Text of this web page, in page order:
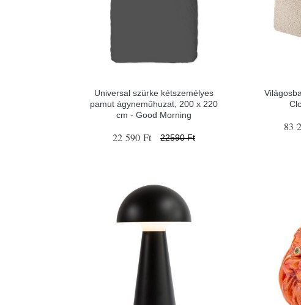
Universal szürke kétszemélyes
pamut ágyneműhuzat, 200 x 220
cm - Good Morning
22 590 Ft 22590 Ft
83